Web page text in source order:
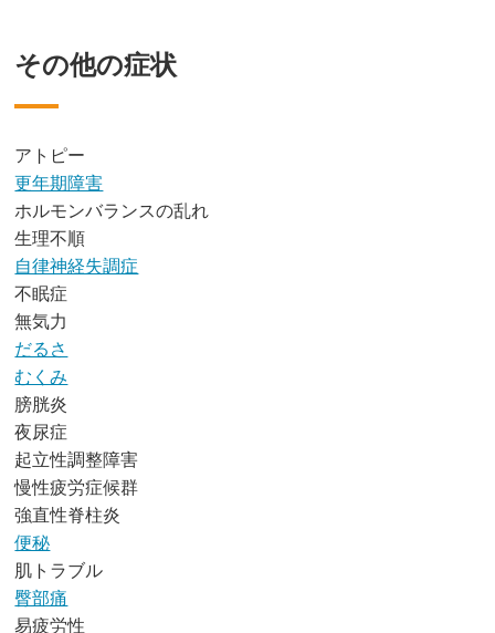
その他の症状
アトピー
更年期障害
ホルモンバランスの乱れ
生理不順
自律神経失調症
不眠症
無気力
だるさ
むくみ
膀胱炎
夜尿症
起立性調整障害
慢性疲労症候群
強直性脊柱炎
便秘
肌トラブル
臀部痛
易疲労性